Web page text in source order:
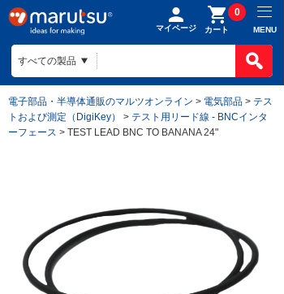
マイページ カート
0
MENU
電子部品・半導体通販のマルツオンライン > 電気部品 > テス
トおよび測定（DigiKey）
> テスト用リード線 - BNCインタ
ーフェース > TEST LEAD BNC TO BANANA 24"